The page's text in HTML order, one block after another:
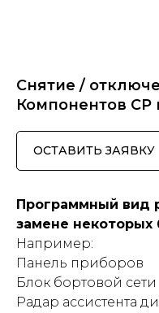
Снятие /
Компонентов CP
ОСТАВИТЬ ЗАЯВКУ
Программный вид
замене некоторых
Например:
Панель приборов
Блок бортовой сети
Радар ассистента